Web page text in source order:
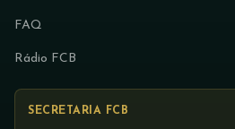
FAQ
Rádio FCB
SECRETARIA FCB